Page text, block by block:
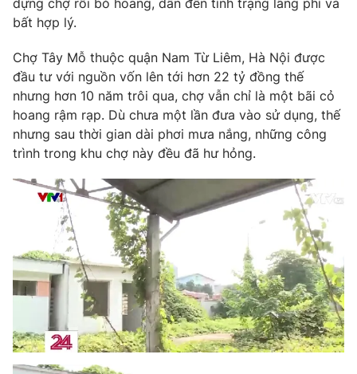
Phim VTV
Nhân vật
Khán giả
Giải sao mai
Giải trí
Điện ảnh
Âm nhạc
Sao
Đời sống
Du lịch
Làm đẹp
Chất lượng cuộc sống
Giáo dục
Tuyển sinh
Học trực tuyến
Công nghệ
Hitech Công nghệ tương lai
Sản phẩm
Thị trường
Tư vấn
Giao lưu trực tuyến
Lịch phát sóng
Chuyên mục khác
Emagazine Podcast
dựng chợ rồi bỏ hoang, dẫn đến tình trạng lãng phí và
bất hợp lý.
Chợ Tây Mỗ thuộc quận Nam Từ Liêm, Hà Nội được
đầu tư với nguồn vốn lên tới hơn 22 tỷ đồng thế
nhưng hơn 10 năm trôi qua, chợ vẫn chỉ là một bãi cỏ
hoang rậm rạp. Dù chưa một lần đưa vào sử dụng, thế
nhưng sau thời gian dài phơi mưa nắng, những công
trình trong khu chợ này đều đã hư hỏng.